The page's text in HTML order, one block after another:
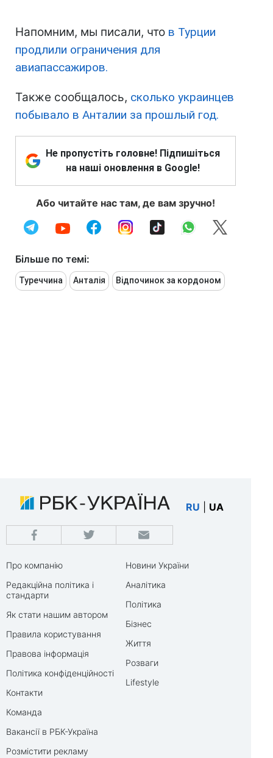
Напомним, мы писали, что в Турции
продлили ограничения для
авиапассажиров.
Также сообщалось, сколько украинцев
побывало в Анталии за прошлый год.
Не пропустіть головне! Підпишіться
на наші оновлення в Google!
Або читайте нас там, де вам зручно!
Більше по темі:
Туреччина Анталія Відпочинок за кордоном
RU UA
Про компанію
Редакційна політика і
стандарти
Як стати нашим автором
Правила користування
Правова інформація
Політика конфіденційності
Контакти
Команда
Вакансії в РБК-Україна
Розмістити рекламу
Новини України
Аналітика
Політика
Бізнес
Життя
Розваги
Lifestyle